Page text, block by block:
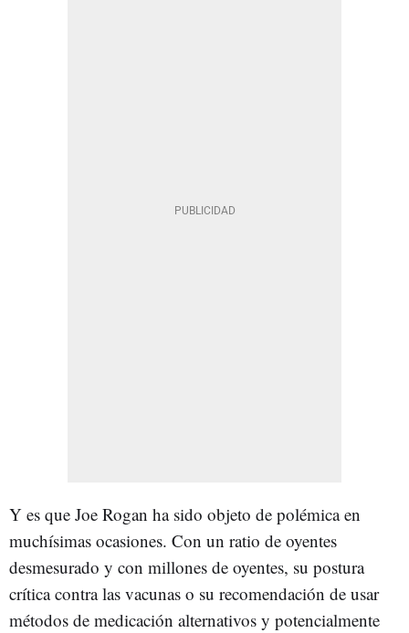
Y es que Joe Rogan ha sido objeto de polémica en
muchísimas ocasiones. Con un ratio de oyentes
desmesurado y con millones de oyentes, su postura
crítica contra las vacunas o su recomendación de usar
métodos de medicación alternativos y potencialmente